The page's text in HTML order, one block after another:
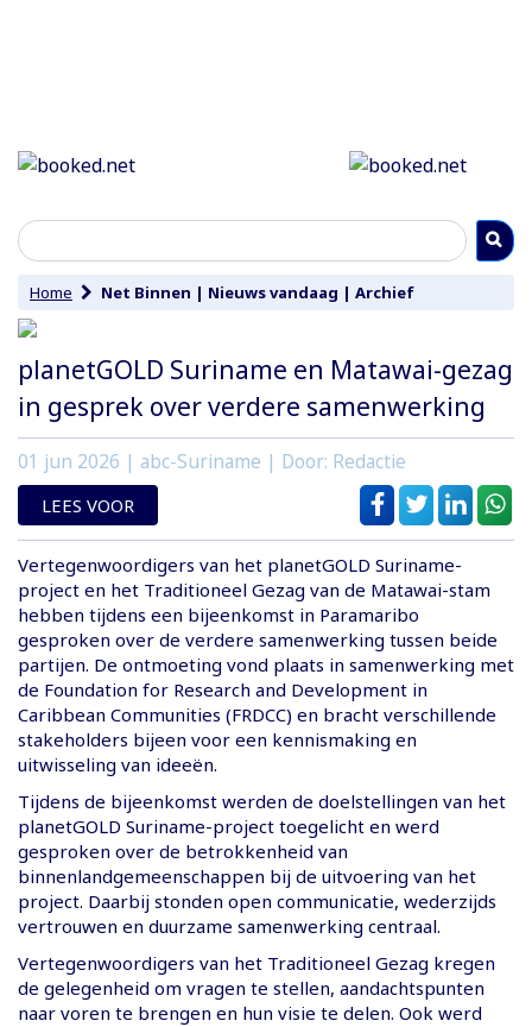
Home Net Binnen | Nieuws vandaag | Archief
planetGOLD Suriname en Matawai-gezag
in gesprek over verdere samenwerking
01 jun 2026 | abc-Suriname | Door: Redactie
LEES VOOR
Vertegenwoordigers van het planetGOLD Suriname-
project en het Traditioneel Gezag van de Matawai-stam
hebben tijdens een bijeenkomst in Paramaribo
gesproken over de verdere samenwerking tussen beide
partijen. De ontmoeting vond plaats in samenwerking met
de Foundation for Research and Development in
Caribbean Communities (FRDCC) en bracht verschillende
stakeholders bijeen voor een kennismaking en
uitwisseling van ideeën.
Tijdens de bijeenkomst werden de doelstellingen van het
planetGOLD Suriname-project toegelicht en werd
gesproken over de betrokkenheid van
binnenlandgemeenschappen bij de uitvoering van het
project. Daarbij stonden open communicatie, wederzijds
vertrouwen en duurzame samenwerking centraal.
Vertegenwoordigers van het Traditioneel Gezag kregen
de gelegenheid om vragen te stellen, aandachtspunten
naar voren te brengen en hun visie te delen. Ook werd